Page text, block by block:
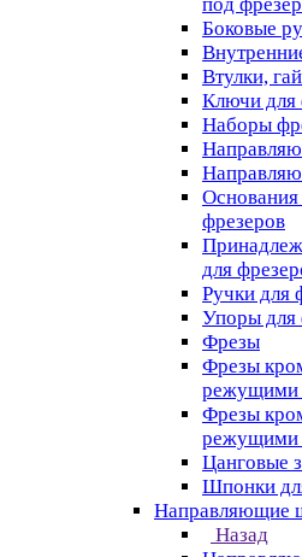
Боковые
Втулки,
Ключи для
Наборы
фрезеров
для
Ручки для
Упоры для
Фрезы
Фрезы
режущими
Фрезы
режущими
Цанговые
Шпонки
Направляющие
Назад